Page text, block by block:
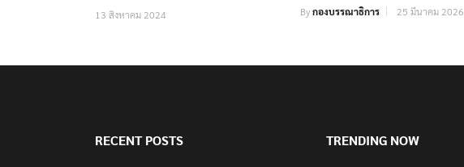
13 สิงหาคม 2024
Byกองบรรณาธิการ 25 มีนาคม 2026
RECENT POSTS TRENDING NOW